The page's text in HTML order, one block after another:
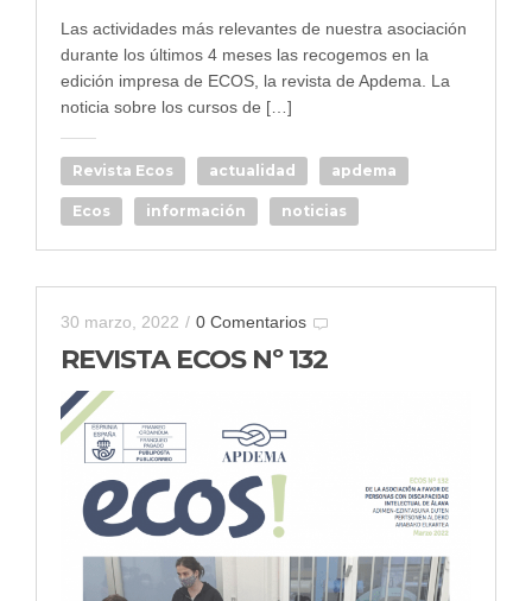
Las actividades más relevantes de nuestra asociación
durante los últimos 4 meses las recogemos en la
edición impresa de ECOS, la revista de Apdema. La
noticia sobre los cursos de […]
Revista Ecos actualidad apdema
Ecos información noticias
30 marzo, 2022 / 0 Comentarios
REVISTA ECOS Nº 132